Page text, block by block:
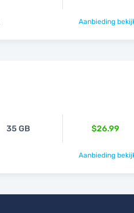
Aanbieding
35 GB $26.99
Aanbieding